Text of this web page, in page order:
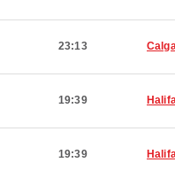
23:13
19:39
19:39